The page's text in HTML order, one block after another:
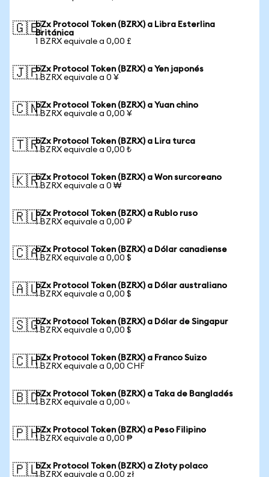
🇬🇧bZx Protocol Token (BZRX) a Libra Esterlina
Británica
1 BZRX equivale a 0,00 £
🇯🇵bZx Protocol Token (BZRX) a Yen japonés
1 BZRX equivale a 0 ¥
🇨🇳bZx Protocol Token (BZRX) a Yuan chino
1 BZRX equivale a 0,00 ¥
🇹🇷bZx Protocol Token (BZRX) a Lira turca
1 BZRX equivale a 0,00 ₺
🇰🇷bZx Protocol Token (BZRX) a Won surcoreano
1 BZRX equivale a 0 ₩
🇷🇺bZx Protocol Token (BZRX) a Rublo ruso
1 BZRX equivale a 0,00 ₽
🇨🇦bZx Protocol Token (BZRX) a Dólar canadiense
1 BZRX equivale a 0,00 $
🇦🇺bZx Protocol Token (BZRX) a Dólar australiano
1 BZRX equivale a 0,00 $
🇸🇬bZx Protocol Token (BZRX) a Dólar de Singapur
1 BZRX equivale a 0,00 $
🇨🇭bZx Protocol Token (BZRX) a Franco Suizo
1 BZRX equivale a 0,00 CHF
🇧🇩bZx Protocol Token (BZRX) a Taka de Bangladés
1 BZRX equivale a 0,00 ৳
🇵🇭bZx Protocol Token (BZRX) a Peso Filipino
1 BZRX equivale a 0,00 ₱
🇵🇱bZx Protocol Token (BZRX) a Złoty polaco
1 BZRX equivale a 0,00 zł